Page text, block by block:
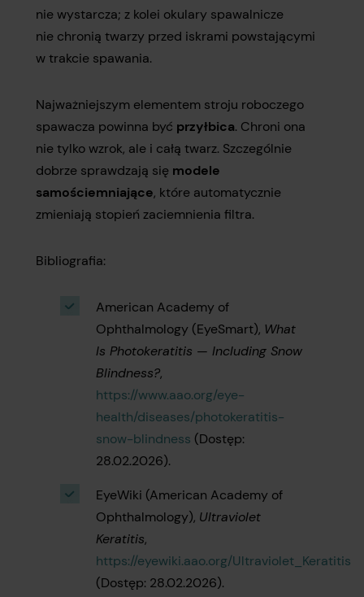
nie wystarcza; z kolei okulary spawalnicze
nie chronią twarzy przed iskrami powstającymi
w trakcie spawania.
Najważniejszym elementem stroju roboczego
spawacza powinna być przyłbica. Chroni ona
nie tylko wzrok, ale i całą twarz. Szczególnie
dobrze sprawdzają się modele
samościemniające, które automatycznie
zmieniają stopień zaciemnienia filtra.
Bibliografia:
American Academy of
Ophthalmology (EyeSmart), What
Is Photokeratitis — Including Snow
Blindness?,
https://www.aao.org/eye-
health/diseases/photokeratitis-
snow-blindness (Dostęp:
28.02.2026).
EyeWiki (American Academy of
Ophthalmology), Ultraviolet
Keratitis,
https://eyewiki.aao.org/Ultraviolet_Keratitis
(Dostęp: 28.02.2026).